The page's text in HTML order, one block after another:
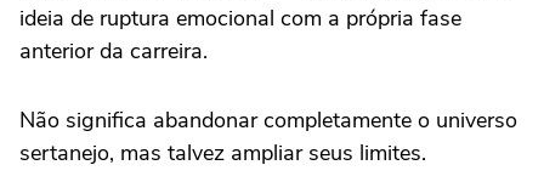
ideia de ruptura emocional com a própria fase
anterior da carreira.
Não significa abandonar completamente o universo
sertanejo, mas talvez ampliar seus limites.